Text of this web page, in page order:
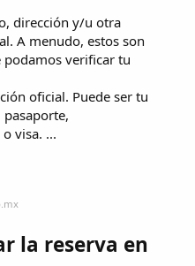
dirección y/u otra
A menudo, estos son
podamos verificar tu
oficial. Puede ser tu
pasaporte,
visa. ...
la reserva en